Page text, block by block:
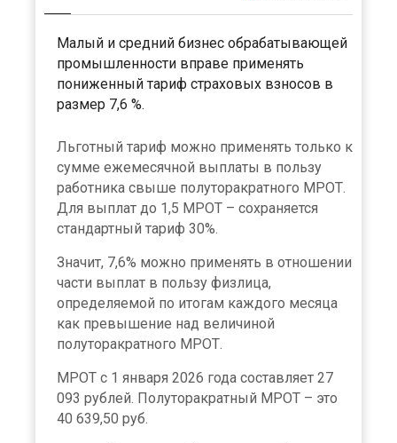
Малый и средний бизнес обрабатывающей
промышленности вправе применять
пониженный тариф страховых взносов в
размер 7,6 %.
Льготный тариф можно применять только к
сумме ежемесячной выплаты в пользу
работника свыше полуторакратного МРОТ.
Для выплат до 1,5 МРОТ – сохраняется
стандартный тариф 30%.
Значит, 7,6% можно применять в отношении
части выплат в пользу физлица,
определяемой по итогам каждого месяца
как превышение над величиной
полуторакратного МРОТ.
МРОТ с 1 января 2026 года составляет 27
093 рублей. Полуторакратный МРОТ – это
40 639,50 руб.